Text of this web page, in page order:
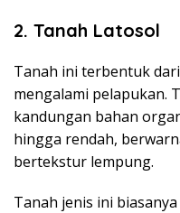
2. Tanah Latosol
Tanah ini terbentuk
mengalami pelapukan.
kandungan bahan
hingga rendah,
bertekstur lempung.
Tanah jenis ini